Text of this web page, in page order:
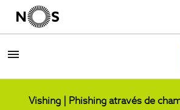
Vishing | Phishing através de